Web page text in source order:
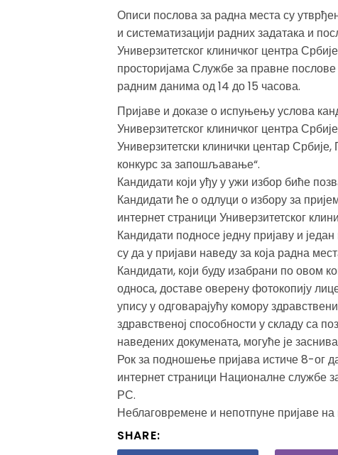
Описи послова за радна места су
и систематизацији радних задатака и
Универзитетског клиничког центра
просторијама Службе за правне послове
радним данима од 14 до 15 часова.
Пријаве и доказе о испуњењу услова
Универзитетског клиничког центра
Универзитетски клинички центар
конкурс за запошљавање“.
Кандидати који уђу у ужи избор биће
Кандидати ће о одлуци о избору за
интернет страници Универзитетског
Кандидати подносе једну пријаву и
су да у пријави наведу за која радна
Кандидати, који буду изабрани по овом
односа, доставе оверену фотокопију
упису у одговарајућу комору
здравственој способности у складу са
наведених докумената, могуће је
Рок за подношење пријава истиче 8-ог
интернет страници Националне
РС.
Неблаговремене и непотпуне пријаве
SHARE: